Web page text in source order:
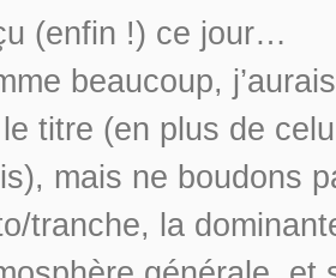
(enfin !) ce jour…
beaucoup,
titre (en plus de
mais ne boudons
tranche, la